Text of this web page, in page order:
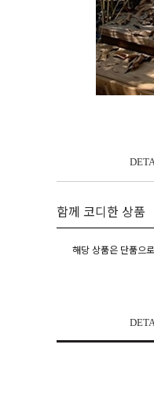
함께 코디한 상품
해당 상품은 단품으